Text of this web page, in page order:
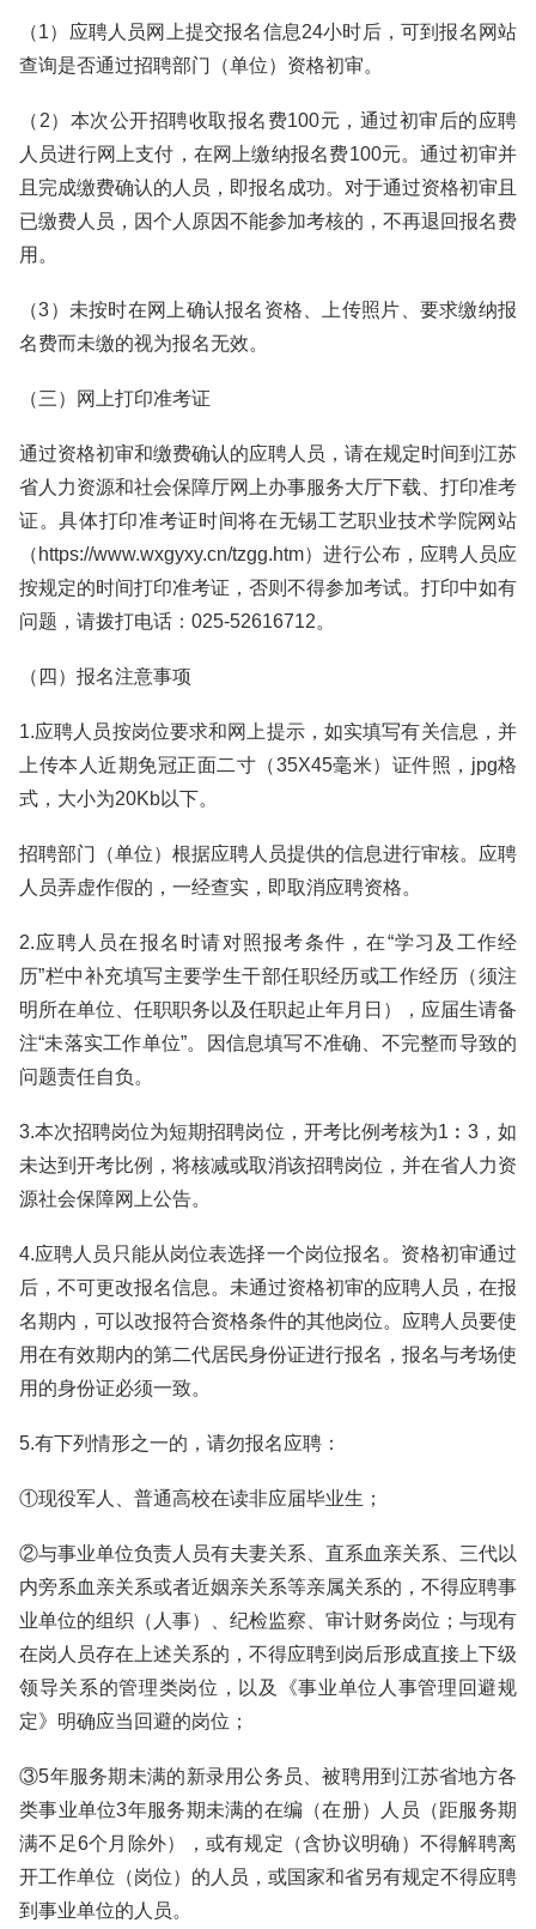
（1）应聘人员网上提交报名信息24小时后，可到报名网站
查询是否通过招聘部门（单位）资格初审。
（2）本次公开招聘收取报名费100元，通过初审后的应聘
人员进行网上支付，在网上缴纳报名费100元。通过初审并
且完成缴费确认的人员，即报名成功。对于通过资格初审且
已缴费人员，因个人原因不能参加考核的，不再退回报名费
用。
（3）未按时在网上确认报名资格、上传照片、要求缴纳报
名费而未缴的视为报名无效。
（三）网上打印准考证
通过资格初审和缴费确认的应聘人员，请在规定时间到江苏
省人力资源和社会保障厅网上办事服务大厅下载、打印准考
证。具体打印准考证时间将在无锡工艺职业技术学院网站
（https://www.wxgyxy.cn/tzgg.htm）进行公布，应聘人员应
按规定的时间打印准考证，否则不得参加考试。打印中如有
问题，请拨打电话：025-52616712。
（四）报名注意事项
1.应聘人员按岗位要求和网上提示，如实填写有关信息，并
上传本人近期免冠正面二寸（35X45毫米）证件照，jpg格
式，大小为20Kb以下。
招聘部门（单位）根据应聘人员提供的信息进行审核。应聘
人员弄虚作假的，一经查实，即取消应聘资格。
2.应聘人员在报名时请对照报考条件，在“学习及工作经
历”栏中补充填写主要学生干部任职经历或工作经历（须注
明所在单位、任职职务以及任职起止年月日），应届生请备
注“未落实工作单位”。因信息填写不准确、不完整而导致的
问题责任自负。
3.本次招聘岗位为短期招聘岗位，开考比例考核为1︰3，如
未达到开考比例，将核减或取消该招聘岗位，并在省人力资
源社会保障网上公告。
4.应聘人员只能从岗位表选择一个岗位报名。资格初审通过
后，不可更改报名信息。未通过资格初审的应聘人员，在报
名期内，可以改报符合资格条件的其他岗位。应聘人员要使
用在有效期内的第二代居民身份证进行报名，报名与考场使
用的身份证必须一致。
5.有下列情形之一的，请勿报名应聘：
①现役军人、普通高校在读非应届毕业生；
②与事业单位负责人员有夫妻关系、直系血亲关系、三代以
内旁系血亲关系或者近姻亲关系等亲属关系的，不得应聘事
业单位的组织（人事）、纪检监察、审计财务岗位；与现有
在岗人员存在上述关系的，不得应聘到岗后形成直接上下级
领导关系的管理类岗位，以及《事业单位人事管理回避规
定》明确应当回避的岗位；
③5年服务期未满的新录用公务员、被聘用到江苏省地方各
类事业单位3年服务期未满的在编（在册）人员（距服务期
满不足6个月除外），或有规定（含协议明确）不得解聘离
开工作单位（岗位）的人员，或国家和省另有规定不得应聘
到事业单位的人员。